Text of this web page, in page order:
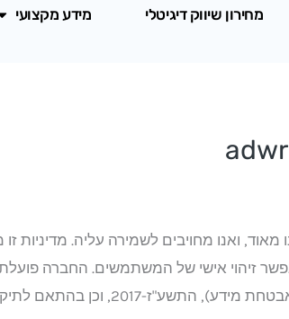
מחירון שיווק דיגיטלי מידע מקצועי
ואנו מחויבים לשמירה עליה. מדיניות
זיהוי אישי של המשתמשים. החברה